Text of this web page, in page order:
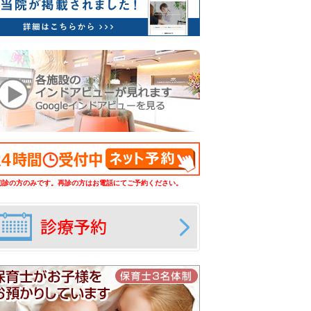
の方のみです。再診の方はお電話にてご予約ください。